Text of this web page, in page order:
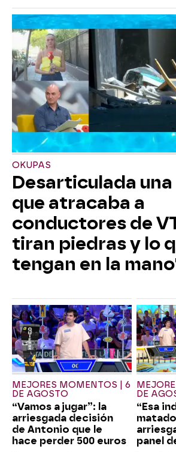
OKUPAS
Desarticulada
que atracaba a
conductores de
tiran piedras y lo
tengan en la
MEJORES MOMENTOS | 6
DE AGOSTO
“Vamos a jugar”: la
arriesgada decisión
de Antonio que le
hace perder 500 euros
DE
“Esa
panel